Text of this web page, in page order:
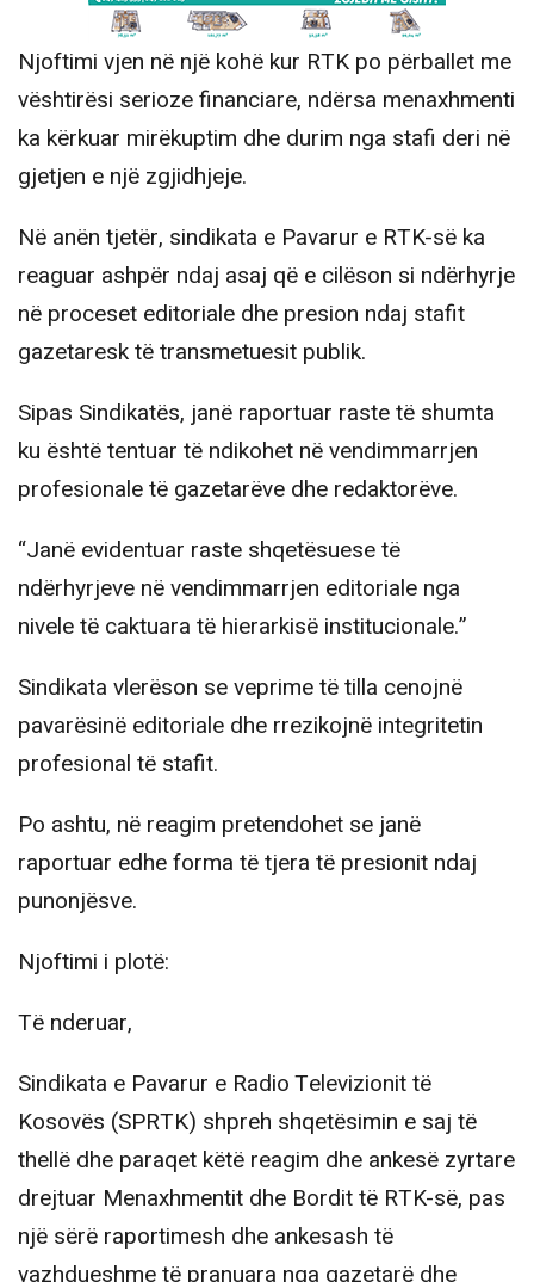
Njoftimi vjen në një kohë kur RTK po përballet me
vështirësi serioze financiare, ndërsa menaxhmenti
ka kërkuar mirëkuptim dhe durim nga stafi deri në
gjetjen e një zgjidhjeje.
Në anën tjetër, sindikata e Pavarur e RTK-së ka
reaguar ashpër ndaj asaj që e cilëson si ndërhyrje
në proceset editoriale dhe presion ndaj stafit
gazetaresk të transmetuesit publik.
Sipas Sindikatës, janë raportuar raste të shumta
ku është tentuar të ndikohet në vendimmarrjen
profesionale të gazetarëve dhe redaktorëve.
“Janë evidentuar raste shqetësuese të
ndërhyrjeve në vendimmarrjen editoriale nga
nivele të caktuara të hierarkisë institucionale.”
Sindikata vlerëson se veprime të tilla cenojnë
pavarësinë editoriale dhe rrezikojnë integritetin
profesional të stafit.
Po ashtu, në reagim pretendohet se janë
raportuar edhe forma të tjera të presionit ndaj
punonjësve.
Njoftimi i plotë:
Të nderuar,
Sindikata e Pavarur e Radio Televizionit të
Kosovës (SPRTK) shpreh shqetësimin e saj të
thellë dhe paraqet këtë reagim dhe ankesë zyrtare
drejtuar Menaxhmentit dhe Bordit të RTK-së, pas
një sërë raportimesh dhe ankesash të
vazhdueshme të pranuara nga gazetarë dhe